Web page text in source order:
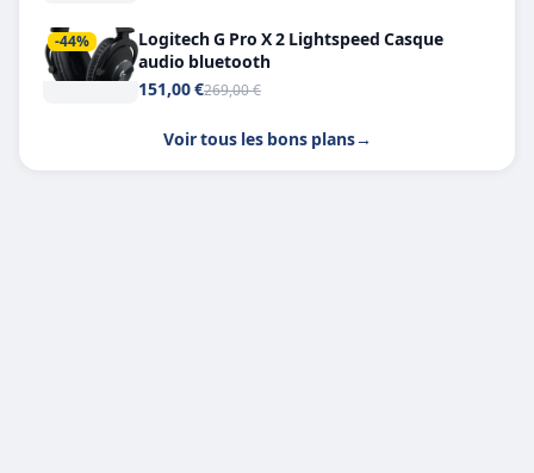
-44%
Logitech G Pro X 2 Lightspeed Casque
audio bluetooth
151,00 €269,00 €
Voir tous les bons plans→